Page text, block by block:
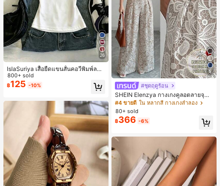
26
IslaSuriya เสื้อยืดแขนสั้นคอวีพิมพ์ลาย
สีตัดกันสำหรับผู้หญิง
800+ sold
฿125 -10%
5
#ชุดฤดูร้อน
SHEIN Elenzya กางเกงคูลอตลายจุดเ
อวสูงแบบใหม่สำหรับฤดูใบไม้ผลิ/ฤดูร้อ
น, สไตล์หรูหราเหมาะสำหรับใส่ในชีวิต
ประจำวันและทำงาน, ให้ความรู้สึกวินเ
ทจสำหรับฤดูรับปริญญา, เทศกาลดนตร
ี, การแข่งม้าดาร์บี้, วันประกาศอิสรภาพ
#4 ขายดี ใน หลากสี กางเกงลำลอง
80+ sold
฿366 -6%